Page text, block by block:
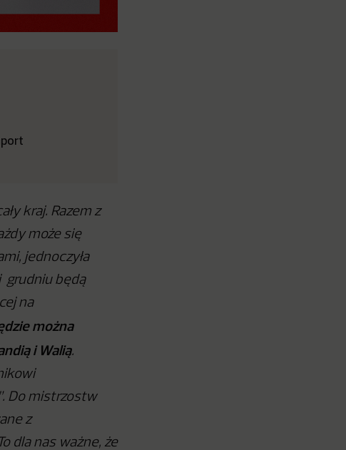
kraj. Razem z
może się
jednoczyła
grudniu będą
na
można
i Walią.
Do mistrzostw
z
dla nas ważne, że